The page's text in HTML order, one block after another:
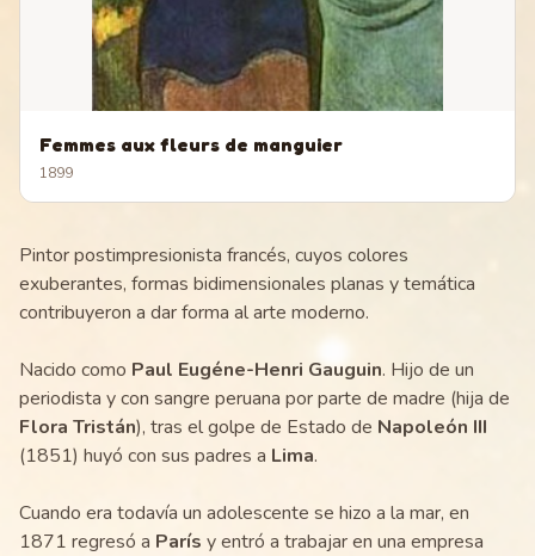
Femmes aux fleurs de manguier
1899
Pintor postimpresionista francés, cuyos colores
exuberantes, formas bidimensionales planas y temática
contribuyeron a dar forma al arte moderno.
Nacido como Paul Eugéne-Henri Gauguin. Hijo de un
periodista y con sangre peruana por parte de madre (hija de
Flora Tristán), tras el golpe de Estado de Napoleón III
(1851) huyó con sus padres a Lima.
Cuando era todavía un adolescente se hizo a la mar, en
1871 regresó a París y entró a trabajar en una empresa